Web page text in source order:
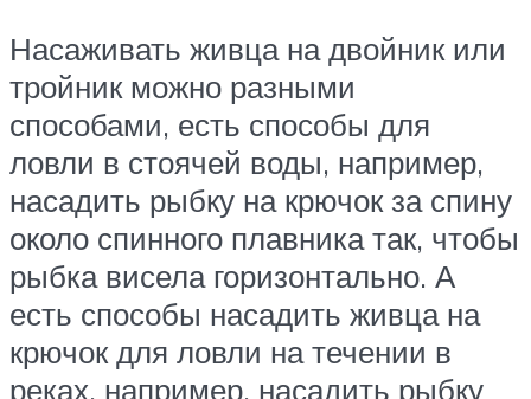
Насаживать живца на двойник или
тройник можно разными
способами, есть способы для
ловли в стоячей воды, например,
насадить рыбку на крючок за спину
около спинного плавника так, чтобы
рыбка висела горизонтально. А
есть способы насадить живца на
крючок для ловли на течении в
реках, например, насадить рыбку